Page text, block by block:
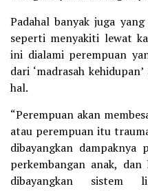
Padahal banyak juga
seperti menyakiti lewat
ini dialami perempuan
dari ‘madrasah
hal.
“Perempuan akan
atau perempuan itu
dibayangkan dampaknya
perkembangan anak,
dibayangkan sistem